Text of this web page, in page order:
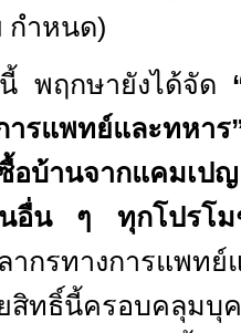
กำหนด)
พฤกษายังได้จัด
ารแพทย์และทหาร
อบ้านจากแคมเ
นอื่น ๆ ทุกโปรโ
ากรทางการแพทย์
สิทธิ์นี้ครอบคลุมบุ